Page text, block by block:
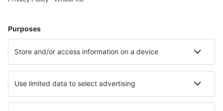
Unterkunft in Santiago de Chile Unterkunft in Punta Arenas
Unterkunft in Marchihue Unterkunft Codpa
Die besten Unterkünfte - Städte